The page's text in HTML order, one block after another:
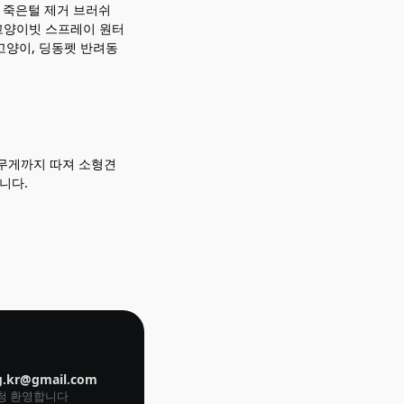
은털 제거 브러쉬
이빗 스프레이 원터
양이, 딩동펫 반려동
게까지 따져 소형견
다.
환영합니다